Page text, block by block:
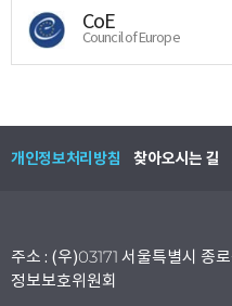
CoE
Council of Europe
개인정보처리방침 찾아오시는 길
주소 : (우)03171 서울특별시 종
정보보호위원회